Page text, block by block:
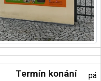
Termín konání pá